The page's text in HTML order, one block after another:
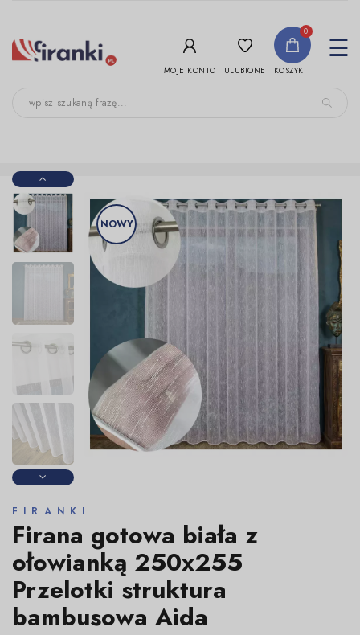
MOJE KONTO ULUBIONE
0
KOSZYK
☰
NOWY
FIRANKI
Firana gotowa biała z
ołowianką 250x255
Przelotki struktura
bambusowa Aida